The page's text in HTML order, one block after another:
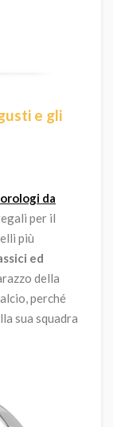
e gli
orologi da
per il
più
ed
della
perché
sua squadra